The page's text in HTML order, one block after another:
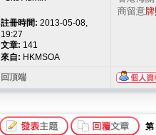
註冊時間: 2013-05-08,
19:27
文章: 141
來自: HKMSOA
商留意
回頂端
第